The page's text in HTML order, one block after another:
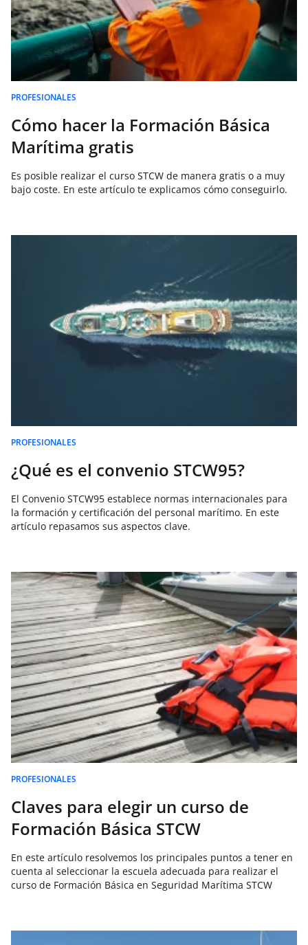
PROFESIONALES
Cómo hacer la Formación Básica
Marítima gratis
Es posible realizar el curso STCW de manera gratis o a muy
bajo coste. En este artículo te explicamos cómo conseguirlo.
PROFESIONALES
¿Qué es el convenio STCW95?
El Convenio STCW95 establece normas internacionales para
la formación y certificación del personal marítimo. En este
artículo repasamos sus aspectos clave.
PROFESIONALES
Claves para elegir un curso de
Formación Básica STCW
En este artículo resolvemos los principales puntos a tener en
cuenta al seleccionar la escuela adecuada para realizar el
curso de Formación Básica en Seguridad Marítima STCW